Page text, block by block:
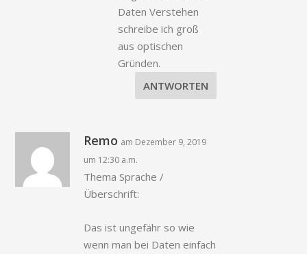
Daten Verstehen
schreibe ich groß
aus optischen
Gründen.
ANTWORTEN
Remo am Dezember 9, 2019
um 12:30 a.m.
Thema Sprache /
Überschrift:
Das ist ungefähr so wie
wenn man bei Daten einfach